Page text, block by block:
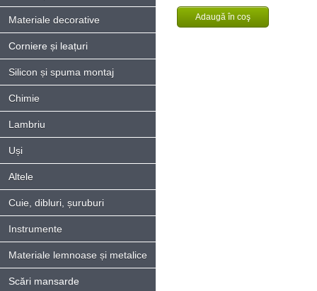
Materiale decorative
Corniere și leațuri
Silicon și spuma montaj
Chimie
Lambriu
Uși
Altele
Cuie, dibluri, șuruburi
Instrumente
Materiale lemnoase și metalice
Scări mansarde